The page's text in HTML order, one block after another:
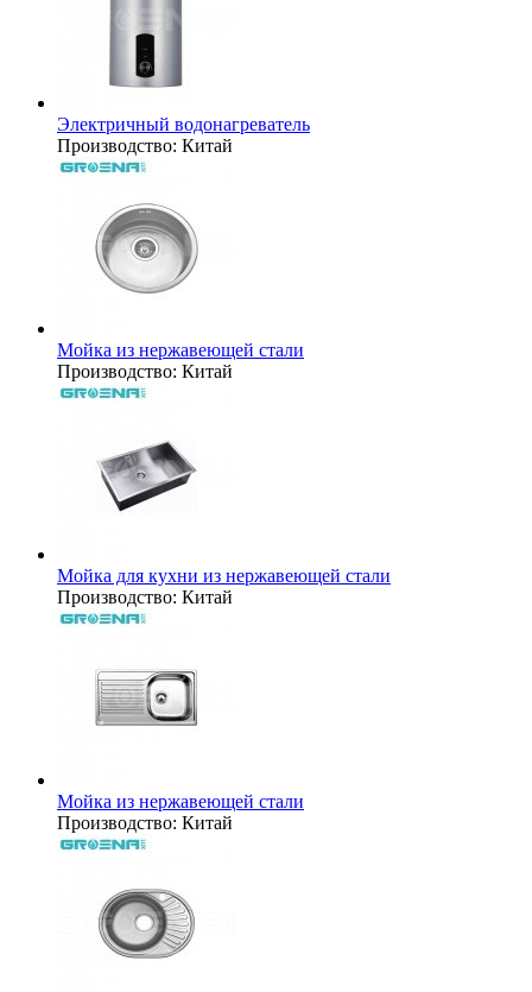
Электричный водонагреватель
Производство: Китай
Мойка из нержавеющей стали
Производство: Китай
Мойка для кухни из нержавеющей стали
Производство: Китай
Мойка из нержавеющей стали
Производство: Китай